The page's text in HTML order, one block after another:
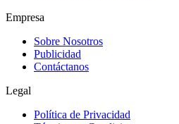
Empresa
Sobre Nosotros
Publicidad
Contáctanos
Legal
Política de Privacidad